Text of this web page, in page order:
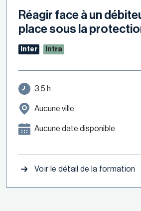
Réagir face à un
place sous la
Inter Intra
3.5 h
Aucune ville
Aucune date disponible
Voir le détail de la formation